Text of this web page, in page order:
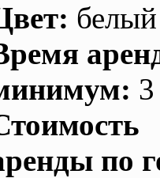
белый
по